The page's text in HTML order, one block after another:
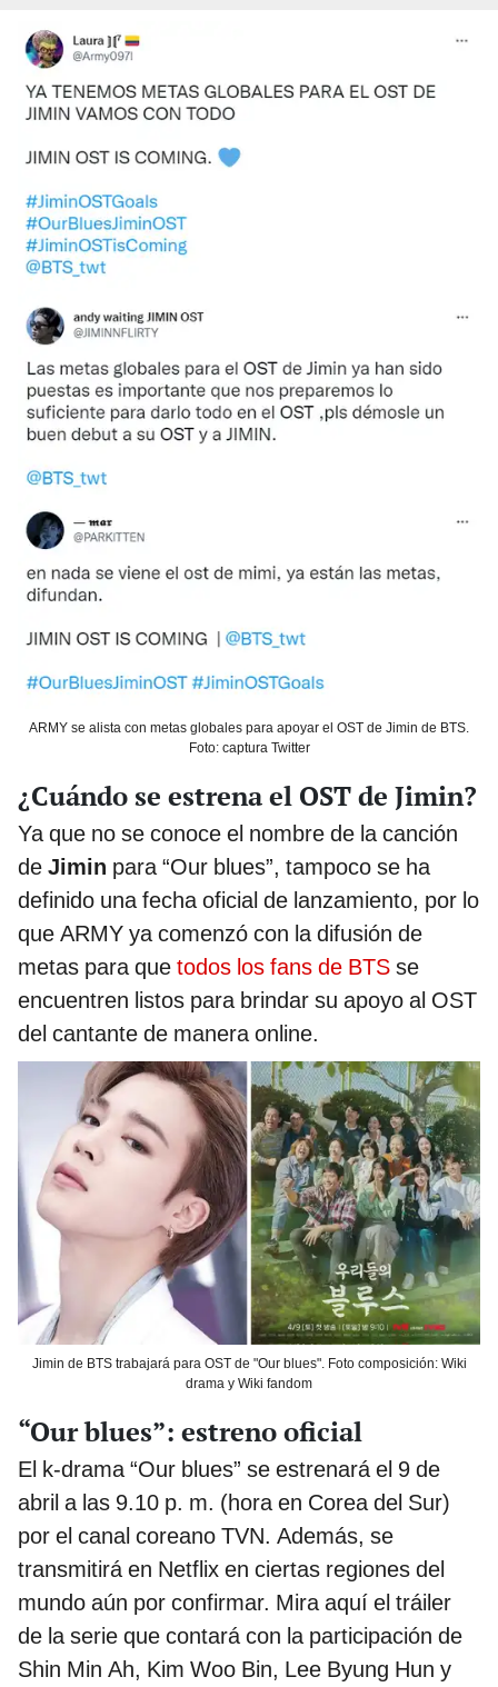
ARMY se alista con metas globales para apoyar el OST de Jimin de BTS.
Foto: captura Twitter
¿Cuándo se estrena el OST de Jimin?
Ya que no se conoce el nombre de la canción
de Jimin para “Our blues”, tampoco se ha
definido una fecha oficial de lanzamiento, por lo
que ARMY ya comenzó con la difusión de
metas para que todos los fans de BTS se
encuentren listos para brindar su apoyo al OST
del cantante de manera online.
Jimin de BTS trabajará para OST de "Our blues". Foto composición: Wiki
drama y Wiki fandom
“Our blues”: estreno oficial
El k-drama “Our blues” se estrenará el 9 de
abril a las 9.10 p. m. (hora en Corea del Sur)
por el canal coreano TVN. Además, se
transmitirá en Netflix en ciertas regiones del
mundo aún por confirmar. Mira aquí el tráiler
de la serie que contará con la participación de
Shin Min Ah, Kim Woo Bin, Lee Byung Hun y